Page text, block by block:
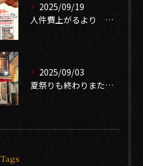
2025/09/19
人件費上がるより 無人販売で売り上げ確保 中古自販機有ります
2025/09/03
夏祭りも終わりまたイベントシーズン到来❣️
Tags